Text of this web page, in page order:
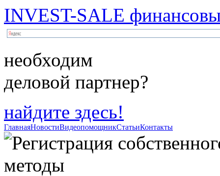
INVEST-SALE
необходим
деловой партнер?
найдите здесь!
ГлавнаяНовостиВидеопомощникСтатьиКонтакты